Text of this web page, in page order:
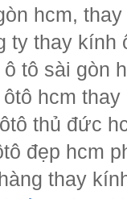
hcm,
ty thay
ô tô sài gòn
hcm
thủ đức
đẹp hcm
thay